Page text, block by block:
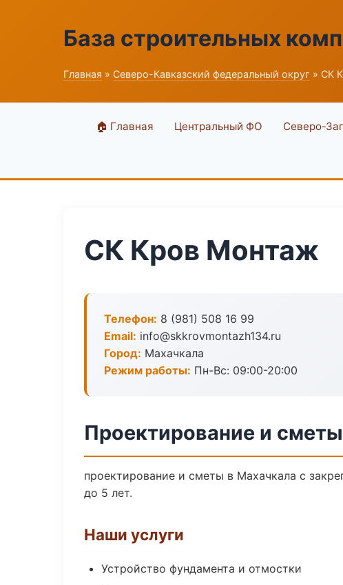
База строительных
Главная » Северо-Кавказский федеральный округ » СК
🏠 Главная Центральный ФО Северо-
СК Кров Монтаж
Телефон: 8 (981) 508 16 99
Email: info@skkrovmontazh134.ru
Город: Махачкала
Режим работы: Пн-Вс: 09:00-20:00
Проектирование и
проектирование и сметы в Махачкала с
до 5 лет.
Наши услуги
Устройство фундамента и отмостки